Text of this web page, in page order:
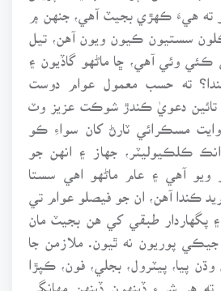
ته هيءَ ڪهڙي بجيٽ آهي، جنهن ۾
سستيون ڪيون ويون آهن، تيل
ڪئي وئي آهي، ڇا ماڻهو گاڏيون ۽
ته حسب معمول عوام دوست
ڪلاڪن تائين دعويٰ ڪندڙ شوڪت عزيز وٽ
مسڪرائي ٽارڻ کان سواءِ ڪو
ڪلڪيوليٽر، جهاز ۽ انهن جو
ويو آهي ۽ عام ماڻهو اهي سستا
ڪندا آهن، ان جو فيصلو عوام تي
۽ پگهاردار طبقي کي هن بجيٽ مان
جيڪي پوريون نه ٿيون. ملازمن جا
پيا، پيٽرول، بجلي، فون، ڪپڙا
ته هر شيءِ ڏينهون ڏينهن مهانگي